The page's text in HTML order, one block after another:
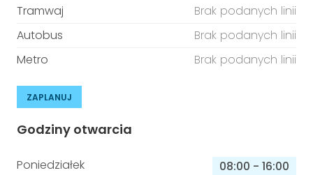
Tramwaj
Brak podanych linii
Autobus
Brak podanych linii
Metro
Brak podanych linii
ZAPLANUJ
Godziny otwarcia
Poniedziałek 08:00 - 16:00